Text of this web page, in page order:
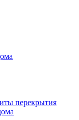
перекрытия